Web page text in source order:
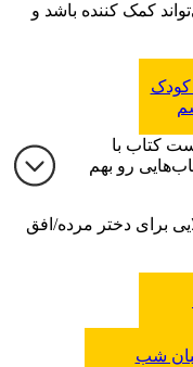
کمک کننده باشد و
کودک
کتاب با
رو بهم
برای دختر مرده/افق
شب